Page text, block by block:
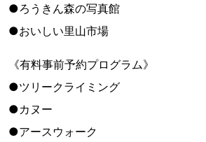
●ろうきん森の写真館
●おいしい里山市場
《有料事前予約プログラム》
●ツリークライミング
●カヌー
●アースウォーク